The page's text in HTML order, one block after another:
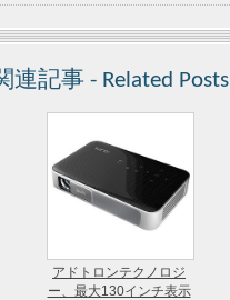
連記事 - Related Posts
アドトロンテクノロジ
ー、最大130インチ表示